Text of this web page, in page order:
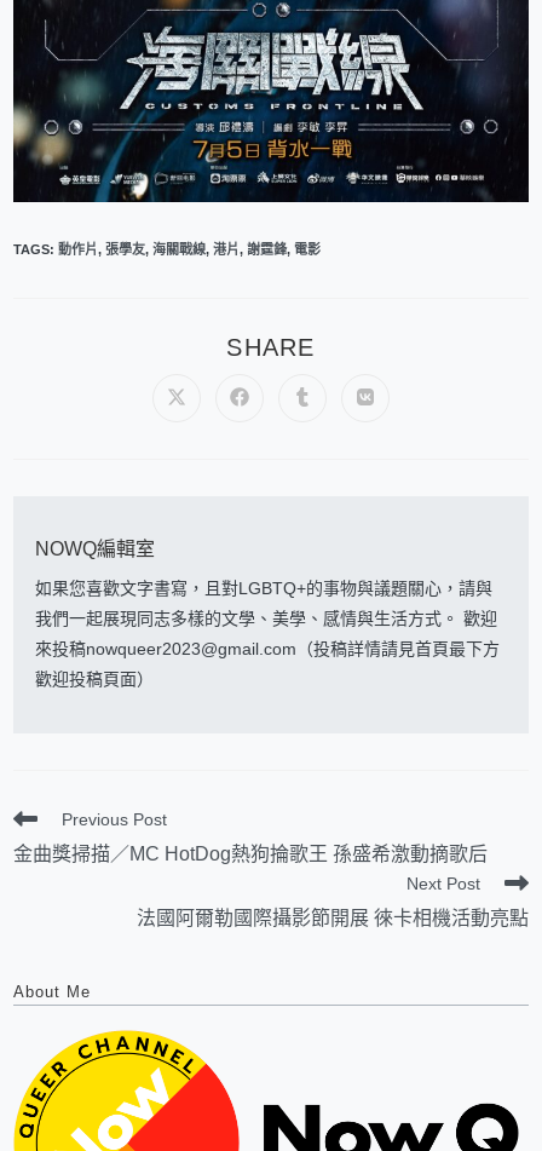
TAGS:動作片, 張學友, 海關戰線, 港片, 謝霆鋒, 電影
SHARE
NOWQ編輯室
如果您喜歡文字書寫，且對LGBTQ+的事物與議題關心，請與
我們一起展現同志多樣的文學、美學、感情與生活方式。 歡迎
來投稿nowqueer2023@gmail.com（投稿詳情請見首頁最下方
歡迎投稿頁面）
Previous Post
金曲獎掃描／MC HotDog熱狗掄歌王 孫盛希激動摘歌后
Next Post
法國阿爾勒國際攝影節開展 徠卡相機活動亮點
About Me